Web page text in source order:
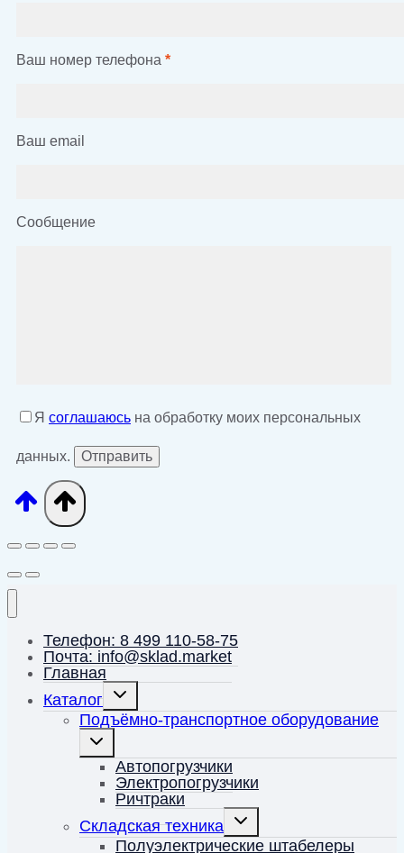
Ваш номер телефона *
Ваш email
Сообщение
Я соглашаюсь на обработку моих персональных
данных.
Телефон: 8 499 110-58-75
Почта: info@sklad.market
Главная
Каталог
Переключить
меню
Подъёмно-транспортное оборудование
Переключить
меню Автопогрузчики
Электропогрузчики
Ричтраки
Складская техника
Переключить
меню
Полуэлектрические штабелеры